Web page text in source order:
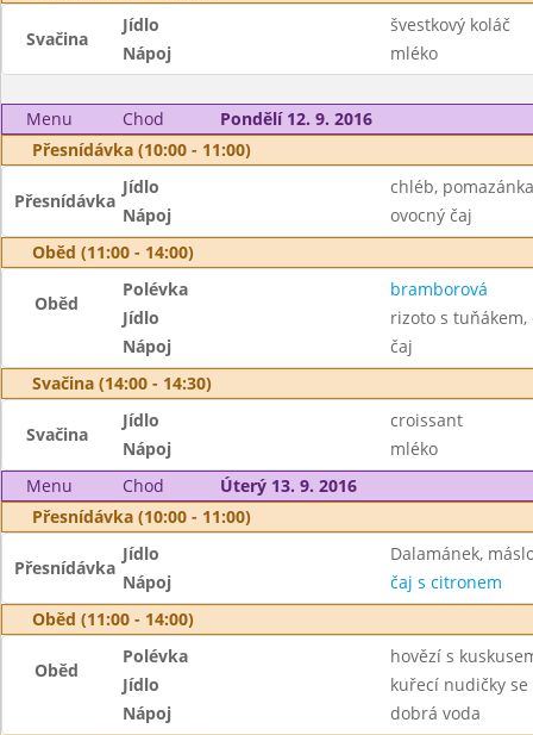
Svačina
Jídlo
švestkový koláč
Nápoj
mléko
Menu Chod
Pondělí 12. 9. 2016
Přesnídávka (10:00 - 11:00)
Přesnídávka
Jídlo
chléb,
Nápoj
ovocný čaj
Oběd (11:00 - 14:00)
Oběd
Polévka
bramborová
Jídlo
rizoto s tuňákem,
Nápoj
čaj
Svačina (14:00 - 14:30)
Svačina
Jídlo
croissant
Nápoj
mléko
Menu
Chod
Úterý 13. 9. 2016
Přesnídávka (10:00 - 11:00)
Přesnídávka
Jídlo
Dalamánek,
Nápoj
čaj s citronem
Oběd (11:00 - 14:00)
Oběd
Polévka
hovězí s
Jídlo
kuřecí nudičky
Nápoj
dobrá voda